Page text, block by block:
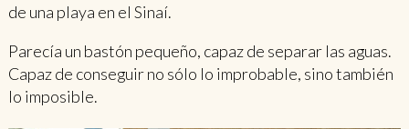
de una playa en el Sinaí.
Parecía un bastón pequeño, capaz de separar las aguas.
Capaz de conseguir no sólo lo improbable, sino también
lo imposible.